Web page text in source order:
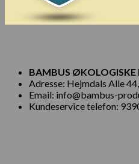
BAMBUS ØKOLOGISKE
Adresse: Hejmdals Alle
Email: info@bambus-
Kundeservice telefon: